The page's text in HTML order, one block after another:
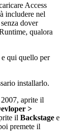
Access
includere nel
dover
qualora
e qui quello per
installarlo.
aprite il
>
il Backstage e
premete il